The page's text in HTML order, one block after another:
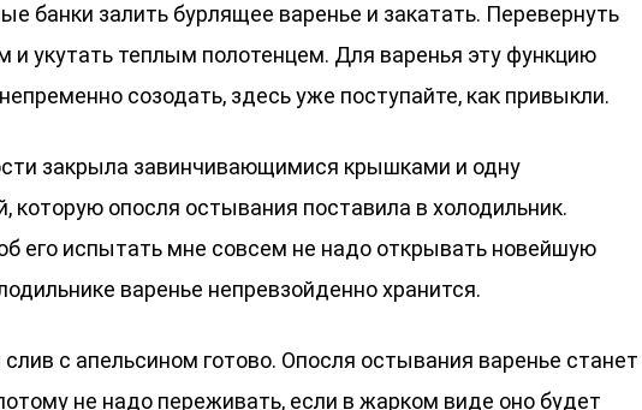
банки залить бурлящее варенье и закатать. Перевернуть
и укутать теплым полотенцем. Для варенья эту функцию
созодать, здесь уже поступайте, как привыкли.
закрыла завинчивающимися крышками и одну
которую опосля остывания поставила в холодильник.
его испытать мне совсем не надо открывать новейшую
варенье непревзойденно хранится.
слив с апельсином готово. Опосля остывания варенье станет
не надо переживать, если в жарком виде оно будет